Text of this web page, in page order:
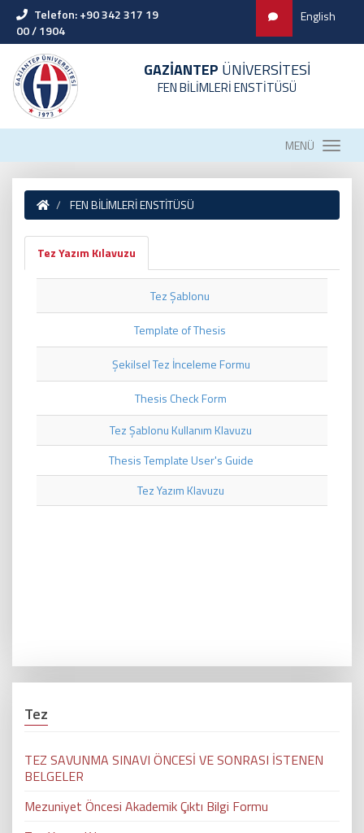
Telefon: +90 342 317 19
00 / 1904
English
GAZİANTEP ÜNİVERSİTESİ
FEN BİLİMLERİ ENSTİTÜSÜ
MENÜ
FEN BİLİMLERİ ENSTİTÜSÜ
Tez Yazım Kılavuzu
Tez Şablonu
Template of Thesis
Şekilsel Tez İnceleme Formu
Thesis Check Form
Tez Şablonu Kullanım Klavuzu
Thesis Template User's Guide
Tez Yazım Klavuzu
Tez
TEZ SAVUNMA SINAVI ÖNCESİ VE SONRASI İSTENEN
BELGELER
Mezuniyet Öncesi Akademik Çıktı Bilgi Formu